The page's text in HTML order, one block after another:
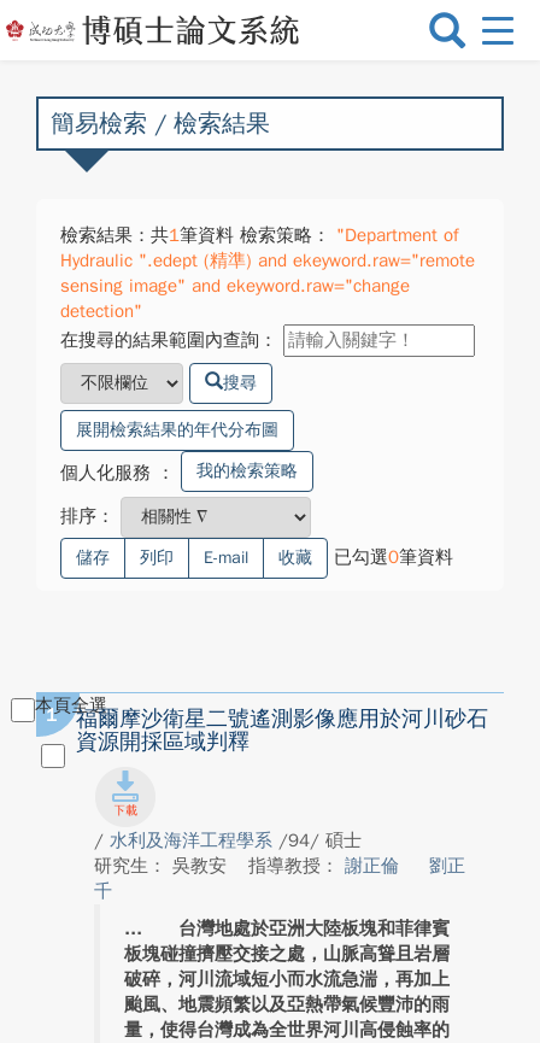
選
換
簡易檢索 / 檢索結果
檢索結果：共1筆資料 檢索策略：
"Department of
Hydraulic ".edept (精準) and ekeyword.raw="remote
sensing image" and ekeyword.raw="change
detection"
在搜尋的結果範圍內查詢：
搜尋
展開檢索結果的年代分布圖
個人化服務 ： 我的檢索策略
排序：
儲存 列印 E-mail 收藏 已勾選0筆資料
本頁全選
1
福爾摩沙衛星二號遙測影像應用於河川砂石
資源開採區域判釋
/ 水利及海洋工程學系 /94/ 碩士
研究生： 吳教安
指導教授： 謝正倫
劉正
千
台灣地處於亞洲大陸板塊和菲律賓
板塊碰撞擠壓交接之處，山脈高聳且岩層
破碎，河川流域短小而水流急湍，再加上
颱風、地震頻繁以及亞熱帶氣候豐沛的雨
量，使得台灣成為全世界河川高侵蝕率的